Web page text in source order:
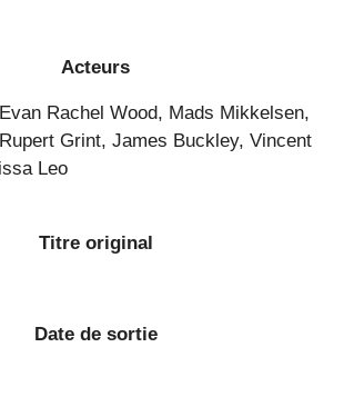
Acteurs
Rachel Wood, Mads Mikkelsen,
Grint, James Buckley, Vincent
Leo
Titre original
Date de sortie